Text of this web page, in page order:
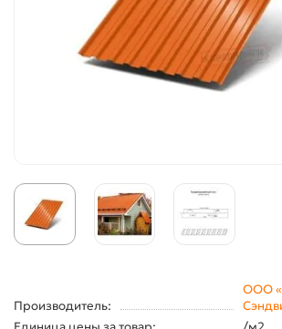
Производитель:
ООО